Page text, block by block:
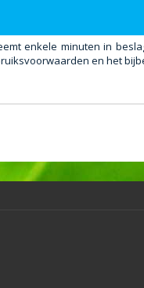
enkele minuten in
en het